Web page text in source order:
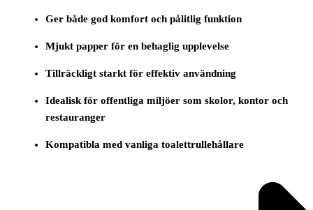
Ger både god komfort och pålitlig funktion
Mjukt papper för en behaglig upplevelse
Tillräckligt starkt för effektiv användning
Idealisk för offentliga miljöer som skolor, kontor och
restauranger
Kompatibla med vanliga toalettrullehållare